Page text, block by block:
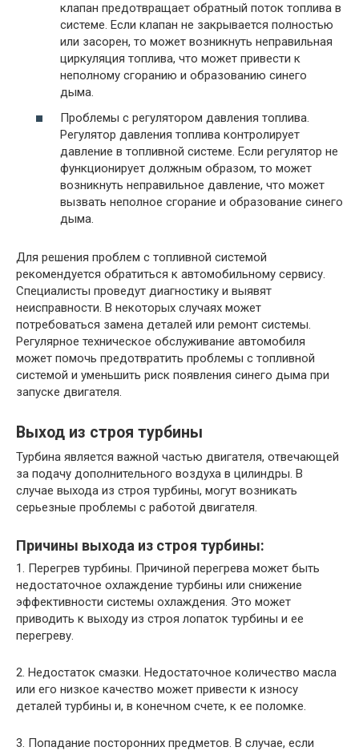
клапан предотвращает обратный поток топлива в
системе. Если клапан не закрывается полностью
или засорен, то может возникнуть неправильная
циркуляция топлива, что может привести к
неполному сгоранию и образованию синего
дыма.
Проблемы с регулятором давления топлива.
Регулятор давления топлива контролирует
давление в топливной системе. Если регулятор не
функционирует должным образом, то может
возникнуть неправильное давление, что может
вызвать неполное сгорание и образование синего
дыма.
Для решения проблем с топливной системой
рекомендуется обратиться к автомобильному сервису.
Специалисты проведут диагностику и выявят
неисправности. В некоторых случаях может
потребоваться замена деталей или ремонт системы.
Регулярное техническое обслуживание автомобиля
может помочь предотвратить проблемы с топливной
системой и уменьшить риск появления синего дыма при
запуске двигателя.
Выход из строя турбины
Турбина является важной частью двигателя, отвечающей
за подачу дополнительного воздуха в цилиндры. В
случае выхода из строя турбины, могут возникать
серьезные проблемы с работой двигателя.
Причины выхода из строя турбины:
1. Перегрев турбины. Причиной перегрева может быть
недостаточное охлаждение турбины или снижение
эффективности системы охлаждения. Это может
приводить к выходу из строя лопаток турбины и ее
перегреву.
2. Недостаток смазки. Недостаточное количество масла
или его низкое качество может привести к износу
деталей турбины и, в конечном счете, к ее поломке.
3. Попадание посторонних предметов. В случае, если